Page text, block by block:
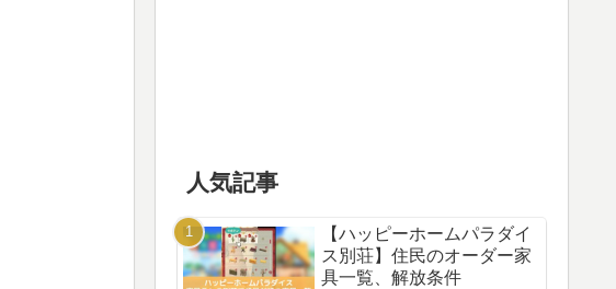
人気記事
【ハッピーホームパラダイ
ス別荘】住民のオーダー家
具一覧、解放条件